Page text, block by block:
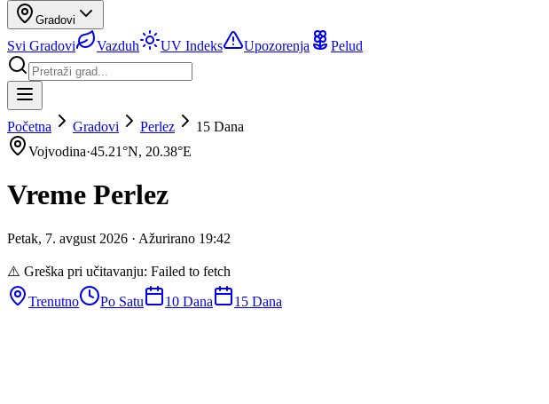
Gradovi
Svi Gradovi Vazduh UV Indeks Upozorenja Pelud
Početna Gradovi Perlez
15 Dana
Vojvodina·45.21°N, 20.38°E
Vreme Perlez
Petak, 7. avgust 2026 · Ažurirano 19:42
⚠️ Greška pri učitavanju: Failed to fetch
Trenutno
Po Satu 10 Dana 15 Dana